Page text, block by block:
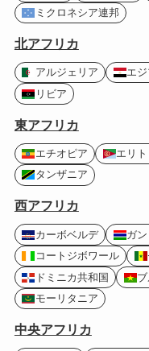
ミクロネシア連邦
北アフリカ
アルジェリア エジ
リビア
東アフリカ
エチオピア エリト
タンザニア
西アフリカ
カーボベルデ ガン
コートジボワール
ドミニカ共和国
ブ
モーリタニア
中央アフリカ